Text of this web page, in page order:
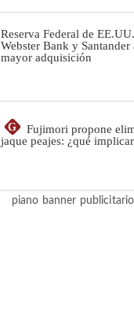
Reserva Federal de
Webster Bank y Santander
mayor adquisición
G
Fujimori propone
jaque peajes: ¿qué